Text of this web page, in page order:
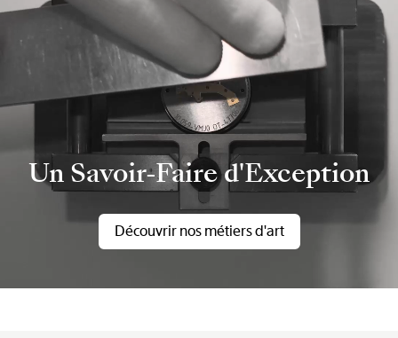
Un Savoir-Faire d'Exception
Découvrir nos métiers d'art